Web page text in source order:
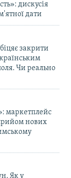
дискусія
дати
закрити
Чи реально
маркетплейс
нових
Як у